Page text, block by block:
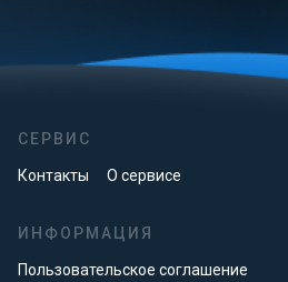
СЕРВИС
Контакты О сервисе
ИНФОРМАЦИЯ
Пользовательское соглашение